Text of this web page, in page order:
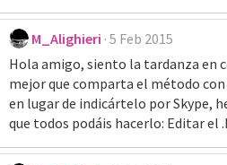
M_Alighieri 5 Feb 2015
Hola amigo, siento la tardanza en
mejor que comparta el método con
en lugar de indicártelo por Skype,
que todos podáis hacerlo: Editar el